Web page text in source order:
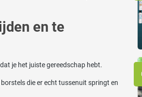
en te
je het juiste gereedschap hebt.
die er echt tussenuit springt en